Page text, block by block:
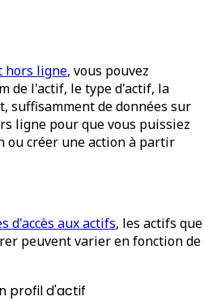
hors ligne, vous pouvez
de l'actif, le type d'actif, la
suffisamment de données sur
ligne pour que vous puissiez
ou créer une action à partir
d'accès aux actifs, les actifs que
peuvent varier en fonction de
profil d'actif